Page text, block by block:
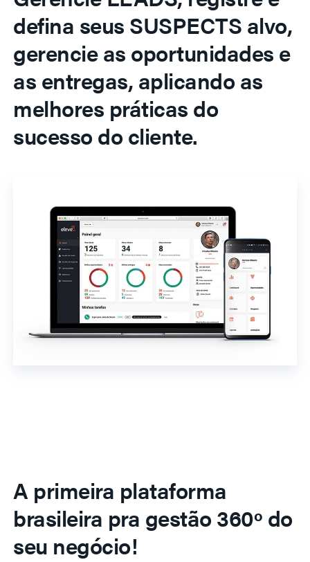
defina seus SUSPECTS alvo,
gerencie as oportunidades e
as entregas, aplicando as
melhores práticas do
sucesso do cliente.
A primeira plataforma
brasileira pra gestão 360º do
seu negócio!